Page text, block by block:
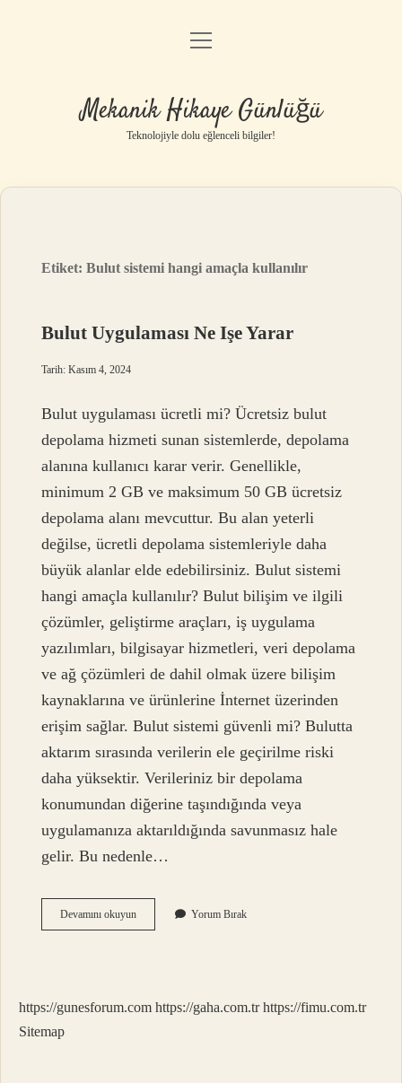
Anasayfa
Yasal Uyarı
menüyü
Mekanik Hikaye Günlüğü
Teknolojiyle dolu eğlenceli bilgiler!
Etiket:Bulut sistemi hangi amaçla kullanılır
Bulut Uygulaması Ne Işe Yarar
Tarih: Kasım 4, 2024
Bulut uygulaması ücretli mi? Ücretsiz bulut
depolama hizmeti sunan sistemlerde, depolama
alanına kullanıcı karar verir. Genellikle,
minimum 2 GB ve maksimum 50 GB ücretsiz
depolama alanı mevcuttur. Bu alan yeterli
değilse, ücretli depolama sistemleriyle daha
büyük alanlar elde edebilirsiniz. Bulut sistemi
hangi amaçla kullanılır? Bulut bilişim ve ilgili
çözümler, geliştirme araçları, iş uygulama
yazılımları, bilgisayar hizmetleri, veri depolama
ve ağ çözümleri de dahil olmak üzere bilişim
kaynaklarına ve ürünlerine İnternet üzerinden
erişim sağlar. Bulut sistemi güvenli mi? Bulutta
aktarım sırasında verilerin ele geçirilme riski
daha yüksektir. Verileriniz bir depolama
konumundan diğerine taşındığında veya
uygulamanıza aktarıldığında savunmasız hale
gelir. Bu nedenle…
Devamını okuyunBulut
Uygulaması
Yorum Bırak
https://gunesforum.com https://gaha.com.tr https://fimu.com.tr
Sitemap